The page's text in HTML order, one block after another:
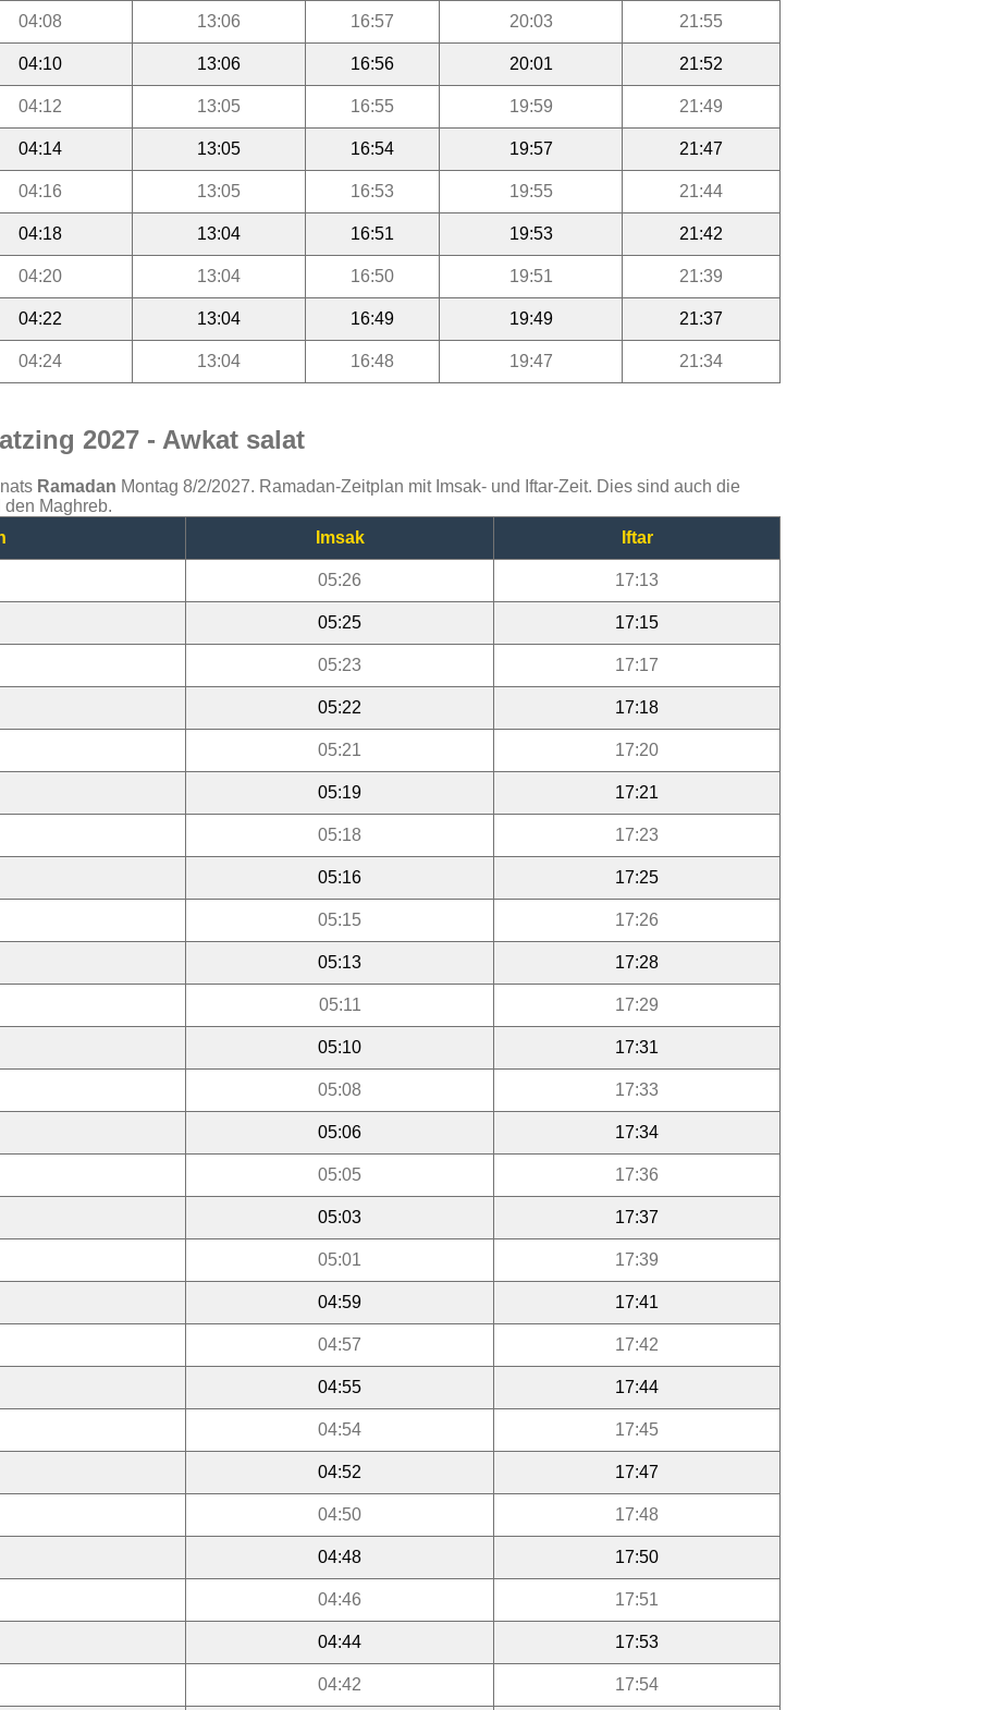
04:08 13:06 16:57 20:03 21:55
04:10 13:06 16:56 20:01 21:52
04:12 13:05 16:55 19:59 21:49
04:14 13:05 16:54 19:57 21:47
04:16 13:05 16:53 19:55 21:44
04:18 13:04 16:51 19:53 21:42
04:20 13:04 16:50 19:51 21:39
04:22 13:04 16:49 19:49 21:37
04:24 13:04 16:48 19:47 21:34
2027 - Awkat salat
Ramadan Montag 8/2/2027. Ramadan-Zeitplan mit Imsak- und Iftar-Zeit. Dies sind auch die
Maghreb.
Imsak Iftar
05:26 17:13
05:25 17:15
05:23 17:17
05:22 17:18
05:21 17:20
05:19 17:21
05:18 17:23
05:16 17:25
05:15 17:26
05:13 17:28
05:11 17:29
05:10 17:31
05:08 17:33
05:06 17:34
05:05 17:36
05:03 17:37
05:01 17:39
04:59 17:41
04:57 17:42
04:55 17:44
04:54 17:45
04:52 17:47
04:50 17:48
04:48 17:50
04:46 17:51
04:44 17:53
04:42 17:54